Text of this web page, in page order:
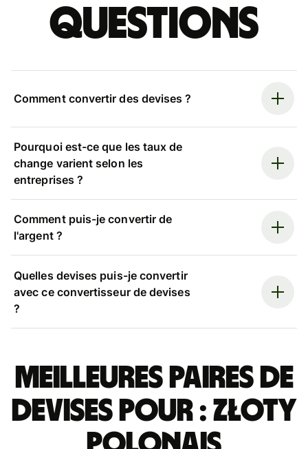
questions
Comment convertir des devises ?
Pourquoi est-ce que les taux de
change varient selon les
entreprises ?
Comment puis-je convertir de
l'argent ?
Quelles devises puis-je convertir
avec ce convertisseur de devises
?
Meilleures paires de
devises pour : złoty